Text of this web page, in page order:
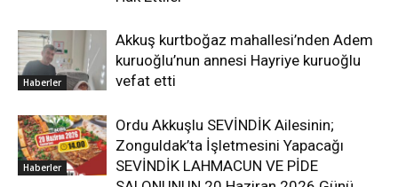
Haberler
Akkuş kurtboğaz mahallesi’nden Adem
kuruoğlu’nun annesi Hayriye kuruoğlu
vefat etti
Haberler
Ordu Akkuşlu SEVİNDİK Ailesinin;
Zonguldak’ta İşletmesini Yapacağı
SEVİNDİK LAHMACUN VE PİDE